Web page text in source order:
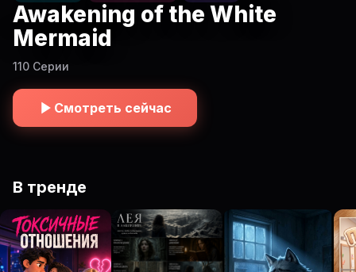
Awakening of the White
Mermaid
110 Серии
Смотреть сейчас
В тренде